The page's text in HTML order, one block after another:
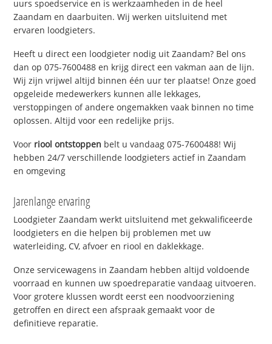
uurs spoedservice en is werkzaamheden in de heel
Zaandam en daarbuiten. Wij werken uitsluitend met
ervaren loodgieters.
Heeft u direct een loodgieter nodig uit Zaandam? Bel ons
dan op 075-7600488 en krijg direct een vakman aan de lijn.
Wij zijn vrijwel altijd binnen één uur ter plaatse! Onze goed
opgeleide medewerkers kunnen alle lekkages,
verstoppingen of andere ongemakken vaak binnen no time
oplossen. Altijd voor een redelijke prijs.
Voor riool ontstoppen belt u vandaag 075-7600488! Wij
hebben 24/7 verschillende loodgieters actief in Zaandam
en omgeving
Jarenlange ervaring
Loodgieter Zaandam werkt uitsluitend met gekwalificeerde
loodgieters en die helpen bij problemen met uw
waterleiding, CV, afvoer en riool en daklekkage.
Onze servicewagens in Zaandam hebben altijd voldoende
voorraad en kunnen uw spoedreparatie vandaag uitvoeren.
Voor grotere klussen wordt eerst een noodvoorziening
getroffen en direct een afspraak gemaakt voor de
definitieve reparatie.